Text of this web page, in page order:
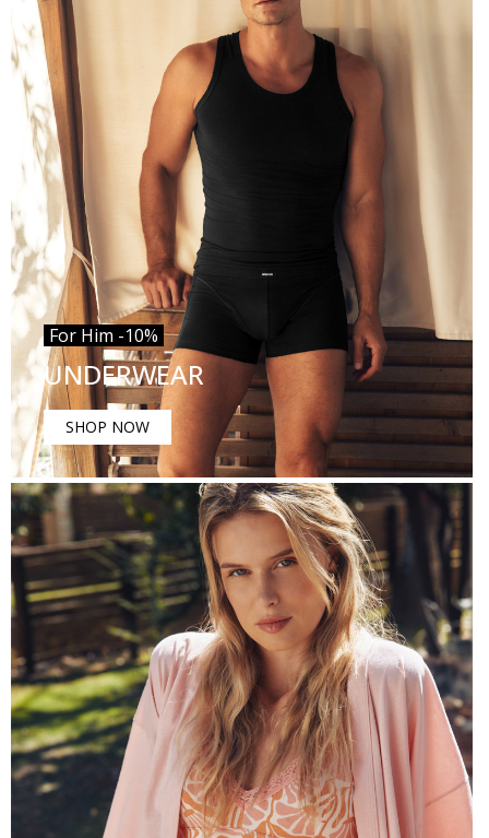
For Him -10%
UNDERWEAR
SHOP NOW